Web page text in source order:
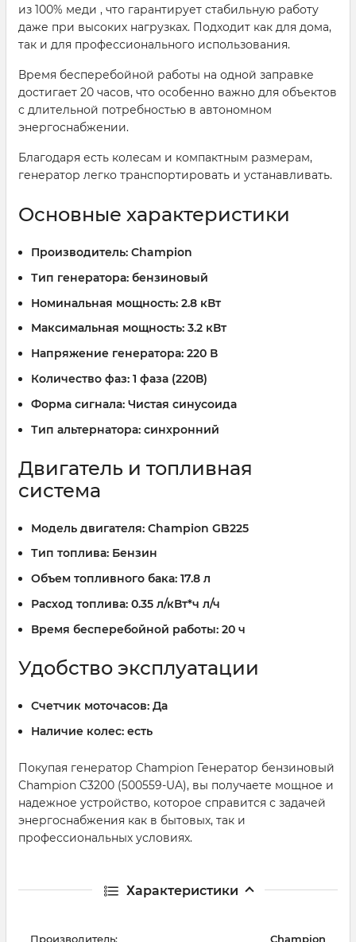
из 100% меди , что гарантирует стабильную работу
даже при высоких нагрузках. Подходит как для дома,
так и для профессионального использования.
Время бесперебойной работы на одной заправке
достигает 20 часов, что особенно важно для объектов
с длительной потребностью в автономном
энергоснабжении.
Благодаря есть колесам и компактным размерам,
генератор легко транспортировать и устанавливать.
Основные характеристики
Производитель: Champion
Тип генератора: бензиновый
Номинальная мощность: 2.8 кВт
Максимальная мощность: 3.2 кВт
Напряжение генератора: 220 В
Количество фаз: 1 фаза (220В)
Форма сигнала: Чистая синусоида
Тип альтернатора: синхронний
Двигатель и топливная
система
Модель двигателя: Champion GB225
Тип топлива: Бензин
Объем топливного бака: 17.8 л
Расход топлива: 0.35 л/кВт*ч л/ч
Время бесперебойной работы: 20 ч
Удобство эксплуатации
Счетчик моточасов: Да
Наличие колес: есть
Покупая генератор Champion Генератор бензиновый
Champion C3200 (500559-UA), вы получаете мощное и
надежное устройство, которое справится с задачей
энергоснабжения как в бытовых, так и
профессиональных условиях.
Характеристики
Производитель: Champion